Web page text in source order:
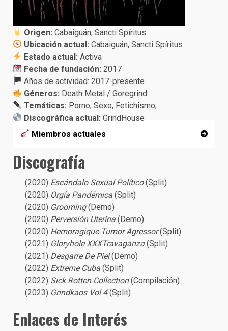
Origen: Cabaiguán, Sancti Spíritus
Ubicación actual: Cabaiguán, Sancti Spíritus
Estado actual: Activa
Fecha de fundación: 2017
Años de actividad: 2017-presente
Géneros: Death Metal / Goregrind
Temáticas: Porno, Sexo, Fetichismo,
Discográfica actual: GrindHouse
Miembros actuales
Discografía
(2020) Escándalo Sexual Político(Split)
(2020) Orgía Pandémica (Split)
(2020) Grooming(Demo)
(2020) Perversión Uterina (Demo)
(2020) Hemoragique Tumor Agressor(Split)
(2021) Gloryhole XXXTravaganza (Split)
(2021) Desgarre De Piel(Demo)
(2022) Extreme Cuba (Split)
(2022) Sick Rotten Collection(Compilación)
(2023) Grindkaos Vol 4(Split)
Enlaces de Interés